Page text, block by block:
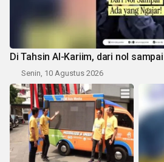
Di Tahsin Al-Kariim, dari nol
Senin, 10 Agustus 2026